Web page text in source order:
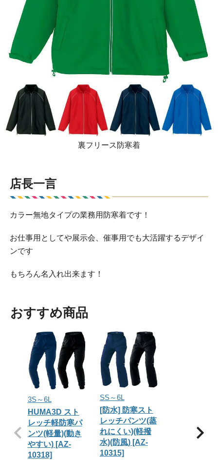
裏フリース防寒着
店長一言
カラー無地タイプの業務用防寒着です！
お仕事用としてや展示会、催事用でも大活躍するデザイ
ンです
もちろん名入れ出来ます！
おすすめ商品
3S～6L
HUMA3D スト
レッチ軽防寒パ
ンツ(軽量)(動き
やすい) [AZ-
10318]
SS～6L
[防水] 防寒スト
レッチパンツ(蒸
れにくい)(軽撥
水)(防風) [AZ-
10315]